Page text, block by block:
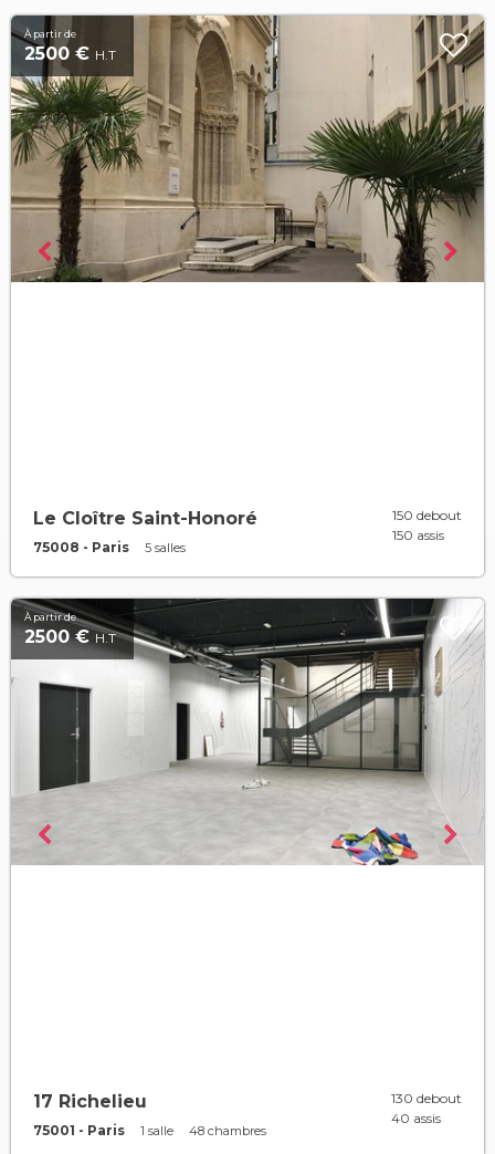
À partir de
2500 € H.T
Le Cloître Saint-Honoré
75008 - Paris 5 salles
150 debout
150 assis
À partir de
2500 €H.T
17 Richelieu
75001 - Paris 1 salle 48 chambres
130 debout
40 assis